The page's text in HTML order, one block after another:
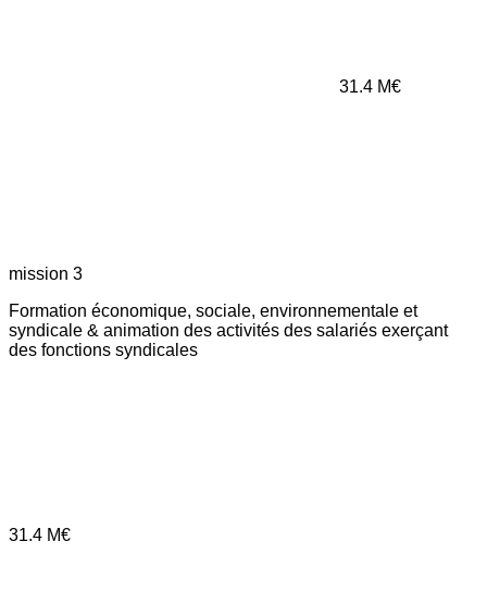
31.4 M€
mission 3
Formation économique, sociale, environnementale et
syndicale & animation des activités des salariés exerçant
des fonctions syndicales
31.4 M€